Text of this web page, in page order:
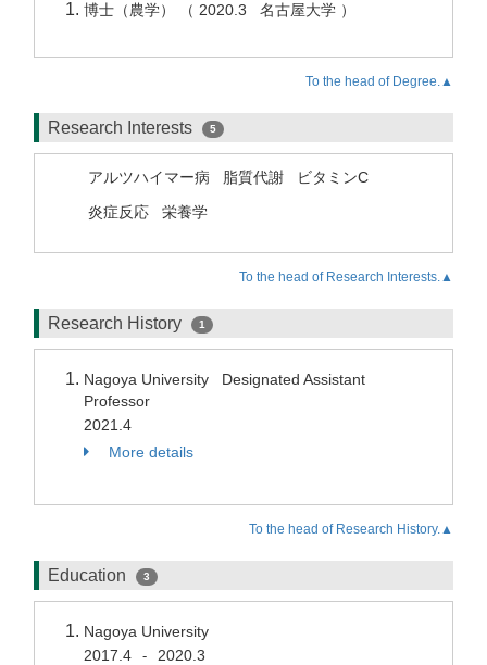
博士（農学） （ 2020.3 名古屋大学 ）
To the head of Degree.▲
Research Interests 5
アルツハイマー病 脂質代謝
ビタミンC
炎症反応
栄養学
To the head of Research Interests.▲
Research History 1
Nagoya University Designated Assistant
Professor
2021.4
More details
To the head of Research History.▲
Education 3
Nagoya University
2017.4
-
2020.3